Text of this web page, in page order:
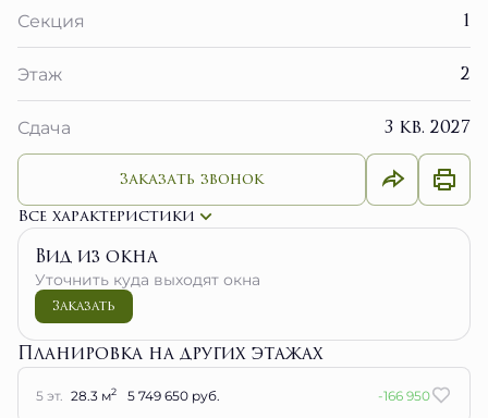
Секция 1
Этаж 2
Сдача 3 кв. 2027
Заказать звонок
Все характеристики
Вид из окна
Уточнить куда выходят окна
Заказать
Планировка на других этажах
5 эт. 28.3 м2 5 749 650 руб. -166 950